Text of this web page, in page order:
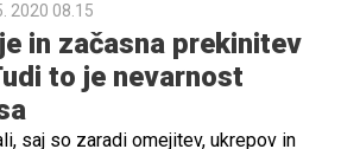
2020 08.15
in začasna prekinitev
to je nevarnost
saj so zaradi omejitev, ukrepov in